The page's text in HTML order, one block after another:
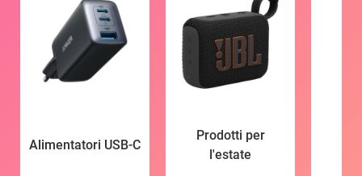
Alimentatori USB-C
Prodotti per
l'estate